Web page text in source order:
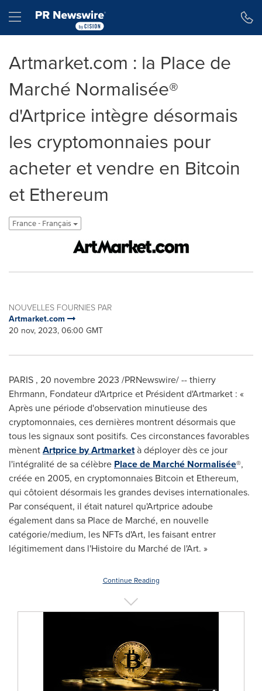
Hamburger menu
Artmarket.com : la Place de
Marché Normalisée®
d'Artprice intègre désormais
les cryptomonnaies pour
acheter et vendre en Bitcoin
et Ethereum
France - Français
NOUVELLES FOURNIES PAR
Artmarket.com
20 nov, 2023, 06:00 GMT
PARIS , 20 novembre 2023 /PRNewswire/ -- thierry
Ehrmann, Fondateur d'Artprice et Président d'Artmarket : «
Après une période d'observation minutieuse des
cryptomonnaies, ces dernières montrent désormais que
tous les signaux sont positifs. Ces circonstances favorables
mènentArtprice by Artmarketà déployer dès ce jour
l'intégralité de sa célèbre Place de Marché Normalisée®,
créée en 2005, en cryptomonnaies Bitcoin et Ethereum,
qui côtoient désormais les grandes devises internationales.
Par conséquent, il était naturel qu'Artprice adoube
également dans sa Place de Marché, en nouvelle
catégorie/medium, les NFTs d'Art, les faisant entrer
légitimement dans l'Histoire du Marché de l'Art. »
Continue Reading